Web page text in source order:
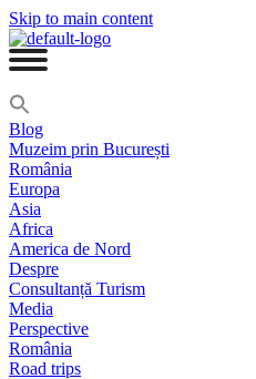
Skip to main content
Blog
Muzeim prin București
România
Europa
Asia
Africa
America de Nord
Despre
Consultanță Turism
Media
Perspective
România
Road trips